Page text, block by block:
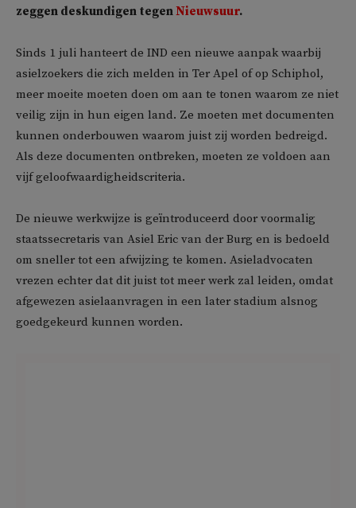
zeggen deskundigen tegenNieuwsuur.
Sinds 1 juli hanteert de IND een nieuwe aanpak waarbij
asielzoekers die zich melden in Ter Apel of op Schiphol,
meer moeite moeten doen om aan te tonen waarom ze niet
veilig zijn in hun eigen land. Ze moeten met documenten
kunnen onderbouwen waarom juist zij worden bedreigd.
Als deze documenten ontbreken, moeten ze voldoen aan
vijf geloofwaardigheidscriteria.
De nieuwe werkwijze is geïntroduceerd door voormalig
staatssecretaris van Asiel Eric van der Burg en is bedoeld
om sneller tot een afwijzing te komen. Asieladvocaten
vrezen echter dat dit juist tot meer werk zal leiden, omdat
afgewezen asielaanvragen in een later stadium alsnog
goedgekeurd kunnen worden.